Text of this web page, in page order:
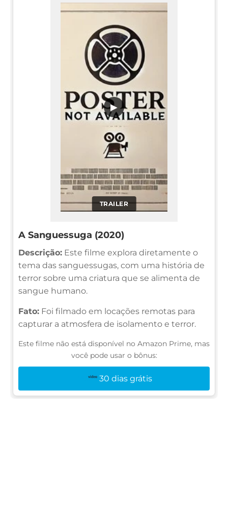
TRAILER
▶
A Sanguessuga (2020)
Descrição: Este filme explora diretamente o
tema das sanguessugas, com uma história de
terror sobre uma criatura que se alimenta de
sangue humano.
Fato: Foi filmado em locações remotas para
capturar a atmosfera de isolamento e terror.
Este filme não está disponível no Amazon Prime, mas
você pode usar o bônus:
30 dias grátis